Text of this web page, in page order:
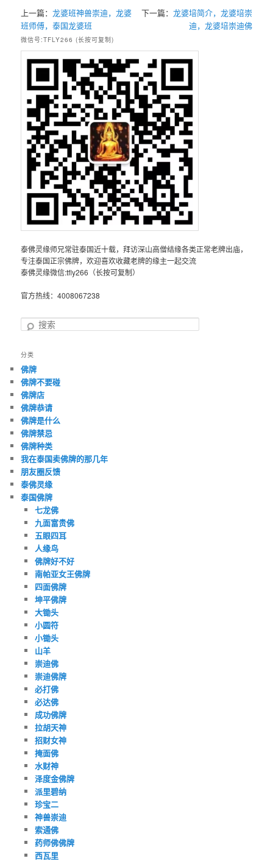
上一篇：龙婆班神兽崇迪，龙婆
班师傅，泰国龙婆班
下一篇： 龙婆培简介，龙婆培崇
迪，龙婆培崇迪佛
微信号:TFLY266 (长按可复制)
泰佛灵缘师兄常驻泰国近十载，拜访深山高僧结缘各类正常老牌出庙，
专注泰国正宗佛牌，欢迎喜欢收藏老牌的缘主一起交流
泰佛灵缘微信:tfly266（长按可复制）
官方热线：4008067238
搜
分类
佛牌
佛牌不要碰
佛牌店
佛牌恭请
佛牌是什么
佛牌禁忌
佛牌种类
我在泰国卖佛牌的那几年
朋友圈反馈
泰佛灵缘
泰国佛牌
七龙佛
九面富贵佛
五眼四耳
人缘鸟
佛牌好不好
南帕亚女王佛牌
四面佛牌
坤平佛牌
大锄头
小圆符
小锄头
山羊
崇迪佛
崇迪佛牌
必打佛
必达佛
成功佛牌
拉胡天神
招财女神
掩面佛
水财神
泽度金佛牌
派里碧纳
珍宝二
神兽崇迪
索通佛
药师佛佛牌
西瓦里